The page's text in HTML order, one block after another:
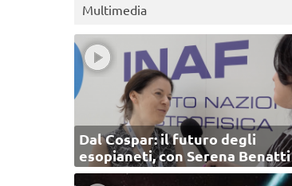
Multimedia
Dal Cospar: il futuro degli
esopianeti, con Serena Benatti